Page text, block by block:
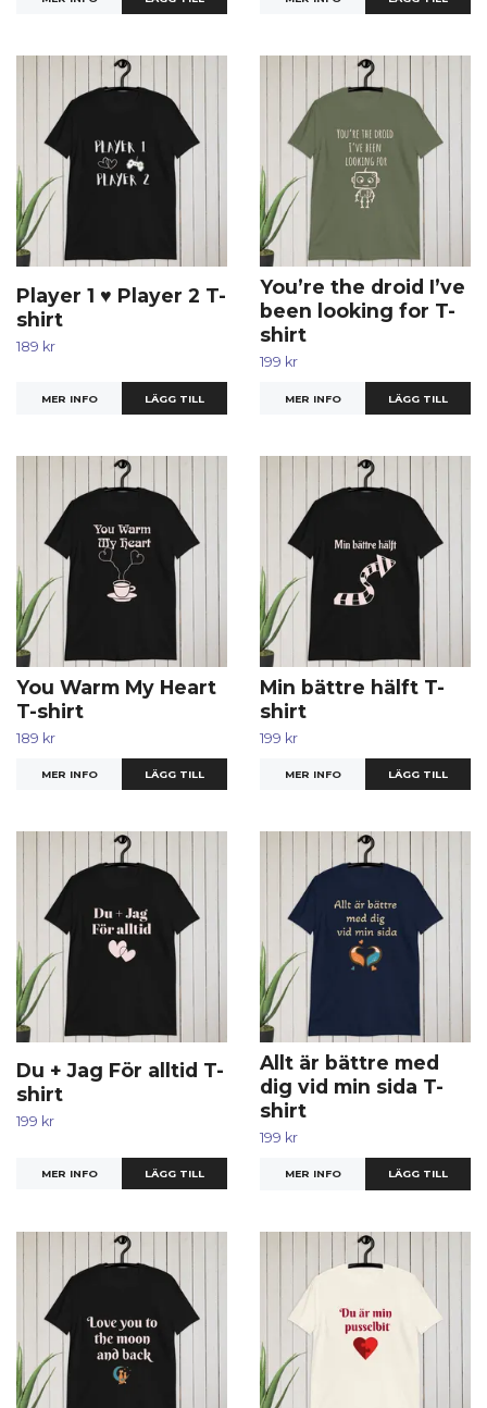
Player 1 ♥ Player 2 T-
shirt
189 kr
MER INFO LÄGG TILL
You’re the droid I’ve
been looking for T-
shirt
199 kr
MER INFO LÄGG TILL
You Warm My Heart
T-shirt
189 kr
MER INFO LÄGG TILL
Min bättre hälft T-
shirt
199 kr
MER INFO LÄGG TILL
Du + Jag För alltid T-
shirt
199 kr
MER INFO LÄGG TILL
Allt är bättre med
dig vid min sida T-
shirt
199 kr
MER INFO LÄGG TILL